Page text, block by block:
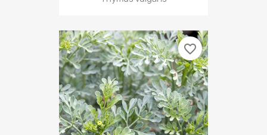
favorite_border